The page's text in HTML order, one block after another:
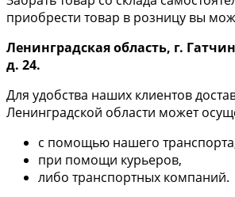
приобрести товар в розницу вы
Ленинградская область, г.
д. 24.
Для удобства наших клиентов
Ленинградской области может
с помощью нашего
при помощи курьеров,
либо транспортных компаний.